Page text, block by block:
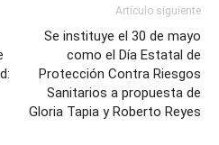
Artículo siguiente
Se instituye el 30 de mayo
como el Día Estatal de
Protección Contra Riesgos
Sanitarios a propuesta de
Gloria Tapia y Roberto Reyes